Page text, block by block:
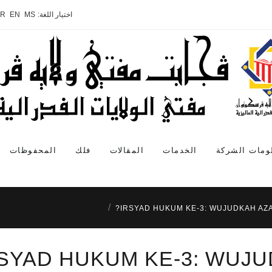
اختيار اللغة: MS
EN
الشركة الخدمات المقالات فلك المحفوظات
IRSYAD HUKUM KE-3: WUJUDKAH
HUKUM KE-3: